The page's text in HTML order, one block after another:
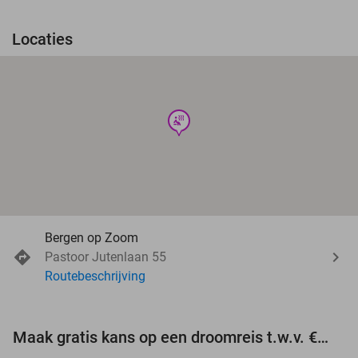
Locaties
wellness
Bergen op Zoom
Pastoor Jutenlaan 55
Routebeschrijving
Maak gratis kans op een droomreis t.w.v. €3.000!